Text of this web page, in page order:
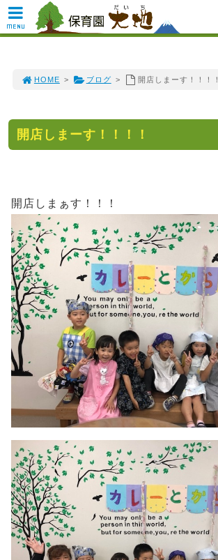
HOME > ブログ > 開店しまーす！！！！
開店しまーす！！！！
開店しまぁす！！！
MENU